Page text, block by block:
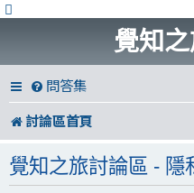
覺知
問答集
討論區首頁
覺知之旅討論區 - 隱